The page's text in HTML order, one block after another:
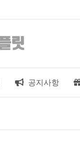
공지사항